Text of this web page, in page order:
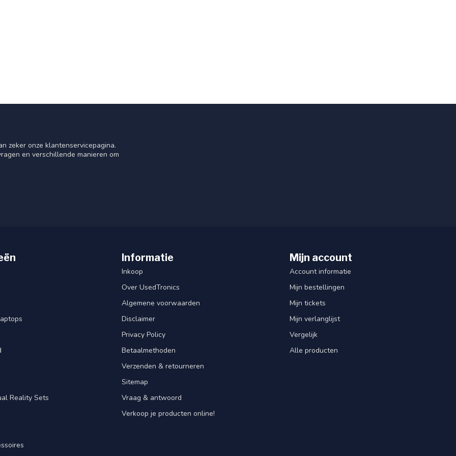
zeker onze klantenservicepagina.
en verschillende manieren om
Reality Sets
Informatie
Inkoop
Over UsedTronics
Algemene voorwaarden
Disclaimer
Privacy Policy
Betaalmethoden
Verzenden & retourneren
Sitemap
Vraag & antwoord
Verkoop je producten online!
Mijn account
Account informatie
Mijn bestellingen
Mijn tickets
Mijn verlanglijst
Vergelijk
Alle producten